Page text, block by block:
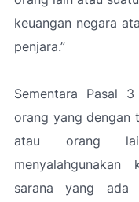
keuangan negara
penjara.”
Sementara Pasal
orang yang dengan
atau orang
menyalahgunakan
sarana yang ada